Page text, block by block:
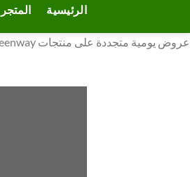
الرئيسية المتجر
عروض يومية متجددة على منتجات Greenway المميزة – كل يوم فرصة جديدة مع Greenway Global ومنتجات متنوعة بأسعار خاصة. سارع بالتسوق قبل نفاد الكمية وانتهاء العد التنازلي!